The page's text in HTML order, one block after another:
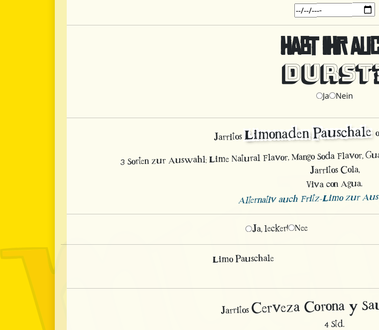
HABT IHR
Ja Nein
JarritosLimonaden Pauschale
3 Sorten zur Auswahl; Lime Natural Flavor, Mango Soda Flavor,
Jarritos Cola,
Viva con Agua.
Alternativ auch Fritz-Limo zur
Ja, lecker! Nee
Limo Pauschale
JarritosCerveza Corona y
4 Std.